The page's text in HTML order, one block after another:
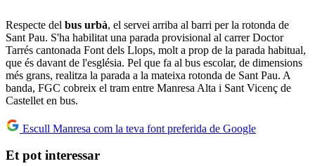
Respecte del bus urbà, el servei arriba al barri per la rotonda de
Sant Pau. S'ha habilitat una parada provisional al carrer Doctor
Tarrés cantonada Font dels Llops, molt a prop de la parada habitual,
que és davant de l'església. Pel que fa al bus escolar, de dimensions
més grans, realitza la parada a la mateixa rotonda de Sant Pau. A
banda, FGC cobreix el tram entre Manresa Alta i Sant Vicenç de
Castellet en bus.
Escull Manresa com la teva font preferida de Google
Et pot interessar